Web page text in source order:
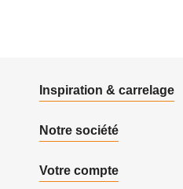
Inspiration & carrelage
Notre société
Votre compte